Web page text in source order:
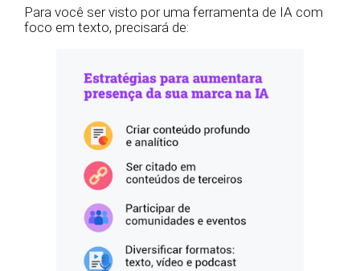
Para você ser visto por uma ferramenta de IA com
foco em texto, precisará de: